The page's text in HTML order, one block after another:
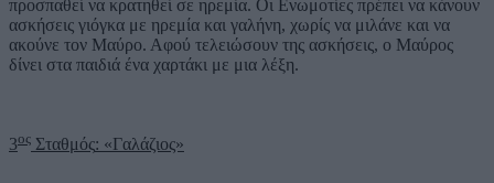
προσπαθεί να κρατηθεί σε ηρεμία. Οι Ενωμοτίες πρέπει να κάνουν
ασκήσεις γιόγκα με ηρεμία και γαλήνη, χωρίς να μιλάνε και να
ακούνε τον Μαύρο. Αφού τελειώσουν της ασκήσεις, ο Μαύρος
δίνει στα παιδιά ένα χαρτάκι με μια λέξη.
3ος Σταθμός: «Γαλάζιος»